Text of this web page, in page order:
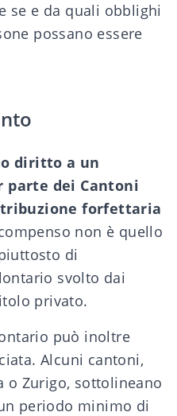
se e da quali obblighi
possano essere
diritto a un
parte dei Cantoni
forfettaria
non è quello
di
svolto dai
privato.
può inoltre
Alcuni cantoni,
o Zurigo, sottolineano
periodo minimo di